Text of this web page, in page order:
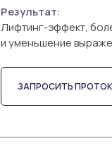
Результат:
Лифтинг-эффект,
и уменьшение
ЗАПРОСИТЬ